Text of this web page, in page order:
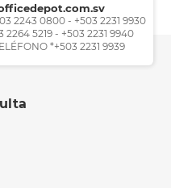
2243 0800 - +503 2231 9930
2264 5219 - +503 2231 9940
*+503 2231 9939